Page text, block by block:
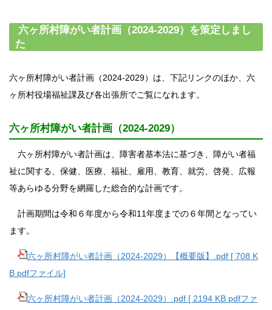
六ヶ所村障がい者計画（2024-2029）を策定しまし
た
六ヶ所村障がい者計画（2024-2029）は、下記リンクのほか、六
ヶ所村役場福祉課及び各出張所でご覧になれます。
六ヶ所村障がい者計画（2024-2029）
六ヶ所村障がい者計画は、障害者基本法に基づき、障がい者福
祉に関する、保健、医療、福祉、雇用、教育、就労、啓発、広報
等あらゆる分野を網羅した総合的な計画です。
計画期間は令和６年度から令和11年度までの６年間となってい
ます。
六ヶ所村障がい者計画（2024-2029）【概要版】.pdf [ 708 K
B pdfファイル]
六ヶ所村障がい者計画（2024-2029）.pdf [ 2194 KB pdfファ